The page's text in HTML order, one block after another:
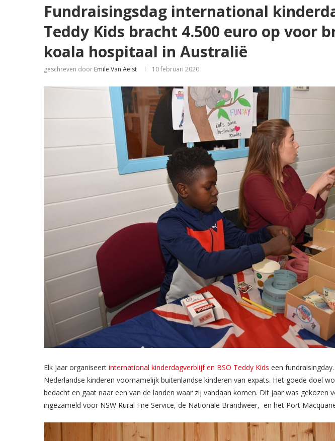
Fundraisingsdag international
Teddy Kids bracht 4.500 euro op voor
koala hospitaal in Australië
geschreven door Emile Van Aelst 10 februari 2020
Elk jaar organiseert international kinderdagverblijf en BSO Teddy Kids een
Nederlandse kinderen voornamelijk buitenlandse kinderen van expats. Het goede doel
bedacht en gaat naar een van de landen waar zij vandaan komen. Dit jaar was gekozen
ingezameld voor NSW Rural Fire Service, de Nationale Brandweer, en het Port